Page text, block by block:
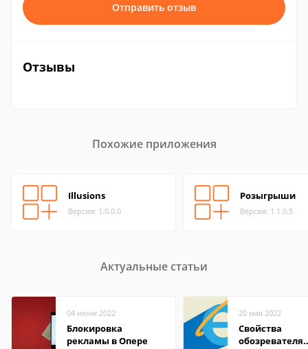
Отправить отзыв
Отзывы
Похожие приложения
Illusions
Версия: 1.0.0.0
Розыгрыши
Версия: 1.1.0.5
Актуальные статьи
04 июня 2022
Блокировка
рекламы в Опере
20 мая 2022
Свойства
обозревателя